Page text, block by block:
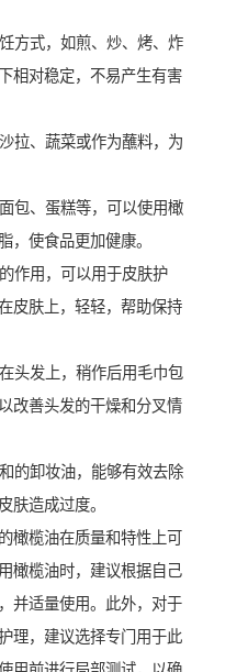
方式，如煎、炒、烤、炸
相对稳定，不易产生有害
拉、蔬菜或作为蘸料，为
包、蛋糕等，可以使用橄
，使食品更加健康。
作用，可以用于皮肤护
皮肤上，轻轻，帮助保持
头发上，稍作后用毛巾包
改善头发的干燥和分叉情
的卸妆油，能够有效去除
肤造成过度。
橄榄油在质量和特性上可
橄榄油时，建议根据自己
并适量使用。此外，对于
理，建议选择专门用于此